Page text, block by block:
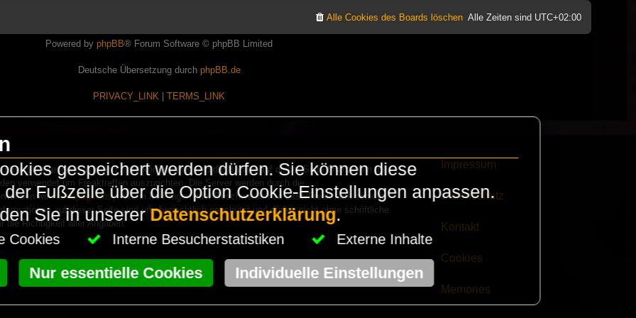
Alle Zeiten sind UTC+02:00
Alle Cookies des Boards löschen
Powered by phpBB® Forum Software © phpBB Limited
Deutsche Übersetzung durch phpBB.de
PRIVACY_LINK TERMS_LINK
Wir sind nicht kommerziell und die Banner auf dieser Seite finanzieren die
verwendet um Freaktreffen auszurichten. Die Server werden durch die
wirHomepageEasy. Wenn Ihr Fragen oder Beschwerden zu LaserFreak habt schickt
auf dieser Seite sind urheberrechtlich geschützt und dürfen nicht ohne schriftliche
die Richtigkeit aller Angaben.
Impressum
Datenschutz
Kontakt
Cookies
Memories
gespeichert werden dürfen. Sie können diese
Fußzeile über die Option Cookie-Einstellungen anpassen.
Sie in unsererDatenschutzerklärung.
Cookies Interne Besucherstatistiken Externe Inhalte
Nur essentielle Cookies Individuelle Einstellungen